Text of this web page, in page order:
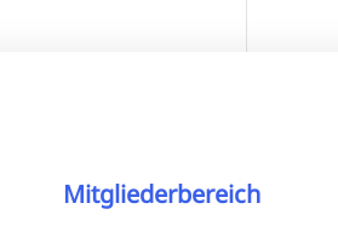
Mitgliederbereich